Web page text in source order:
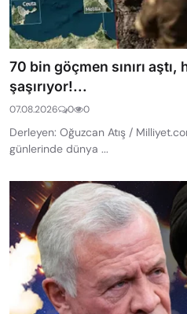
70 bin göçmen sınırı
şaşırıyor!...
07.08.2026 0 0
Derleyen: Oğuzcan Atış /
günlerinde dünya ...